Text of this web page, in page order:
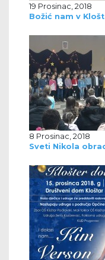
19 Prosinac, 2018
Božić nam v
8 Prosinac, 2018
Sveti Nikola